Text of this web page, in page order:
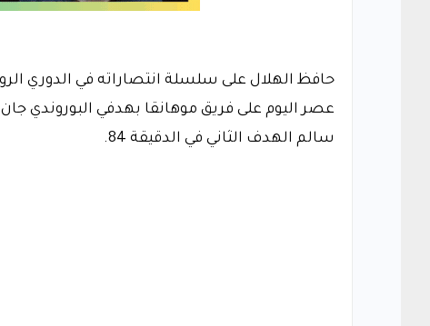
حافظ الهلال على سلسلة انتصاراته في الدوري
سالم الهدف الثاني في الدقيقة 84.